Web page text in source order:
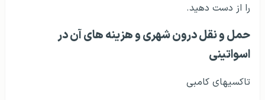
را از دست دهید.
حمل و نقل درون شهری و هزینه های آن در
اسواتینی
تاکسی­های کامبی